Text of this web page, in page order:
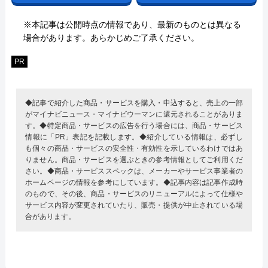
※本記事は公開時点の情報であり、最新のものとは異なる
場合があります。あらかじめご了承ください。
PR
◆記事で紹介した商品・サービスを購入・申込すると、売上の一部
がマイナビニュース・マイナビウーマンに還元されることがありま
す。◆特定商品・サービスの広告を行う場合には、商品・サービス
情報に「PR」表記を記載します。◆紹介している情報は、必ずし
も個々の商品・サービスの安全性・有効性を示しているわけではあ
りません。商品・サービスを選ぶときの参考情報としてご利用くだ
さい。◆商品・サービススペックは、メーカーやサービス事業者の
ホームページの情報を参考にしています。◆記事内容は記事作成時
のもので、その後、商品・サービスのリニューアルによって仕様や
サービス内容が変更されていたり、販売・提供が中止されている場
合があります。